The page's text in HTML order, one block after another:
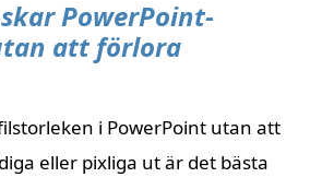
PowerPoint-
att förlora
i PowerPoint utan att
eller pixliga ut är det bästa